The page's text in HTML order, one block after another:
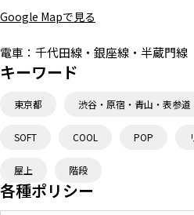
Google Mapで見る
電車： 千代田線・銀座線・半蔵門線
キーワード
東京都 渋谷・原宿・青山・表参道
SOFT COOL POP
屋上 階段
各種ポリシー